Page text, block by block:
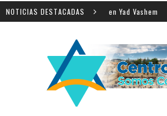
NOTICIAS DESTACADAS
de la Shoá en Yad Vashem